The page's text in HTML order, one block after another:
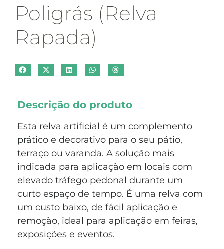
Poligrás (Relva
Rapada)
Descrição do produto
Esta relva artificial é um complemento
prático e decorativo para o seu pátio,
terraço ou varanda. A solução mais
indicada para aplicação em locais com
elevado tráfego pedonal durante um
curto espaço de tempo. É uma relva com
um custo baixo, de fácil aplicação e
remoção, ideal para aplicação em feiras,
exposições e eventos.